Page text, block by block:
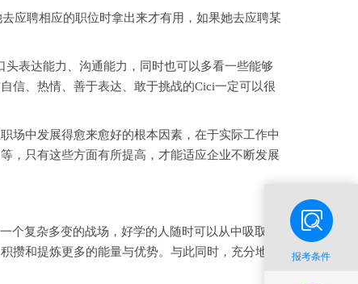
应聘相应的职位时拿出来才有用，如果她去应聘某
表达能力、沟通能力，同时也可以多看一些能够
信、热情、善于表达、敢于挑战的Cici一定可以很
中发展得愈来愈好的根本因素，在于实际工作中
，只有这些方面有所提高，才能适应企业不断发展
复杂多变的战场，好学的人随时可以从中吸取成
和提炼更多的能量与优势。与此同时，充分地结
报考条件